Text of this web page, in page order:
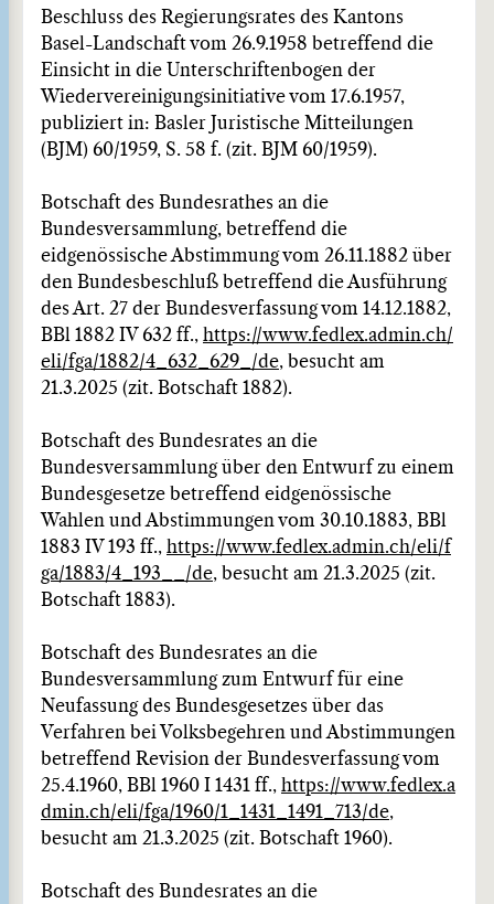
Beschluss des Regierungsrates des Kantons
Basel-Landschaft vom 26.9.1958 betreffend die
Einsicht in die Unterschriftenbogen der
Wiedervereinigungsinitiative vom 17.6.1957,
publiziert in: Basler Juristische Mitteilungen
(BJM) 60/1959, S. 58 f. (zit. BJM 60/1959).
Botschaft des Bundesrathes an die
Bundesversammlung, betreffend die
eidgenössische Abstimmung vom 26.11.1882 über
den Bundesbeschluß betreffend die Ausführung
des Art. 27 der Bundesverfassung vom 14.12.1882,
BBl 1882 IV 632 ff., https://www.fedlex.admin.ch/
eli/fga/1882/4_632_629_/de, besucht am
21.3.2025 (zit. Botschaft 1882).
Botschaft des Bundesrates an die
Bundesversammlung über den Entwurf zu einem
Bundesgesetze betreffend eidgenössische
Wahlen und Abstimmungen vom 30.10.1883, BBl
1883 IV 193 ff., https://www.fedlex.admin.ch/eli/f
ga/1883/4_193__/de, besucht am 21.3.2025 (zit.
Botschaft 1883).
Botschaft des Bundesrates an die
Bundesversammlung zum Entwurf für eine
Neufassung des Bundesgesetzes über das
Verfahren bei Volksbegehren und Abstimmungen
betreffend Revision der Bundesverfassung vom
25.4.1960, BBl 1960 I 1431 ff., https://www.fedlex.a
dmin.ch/eli/fga/1960/1_1431_1491_713/de,
besucht am 21.3.2025 (zit. Botschaft 1960).
Botschaft des Bundesrates an die